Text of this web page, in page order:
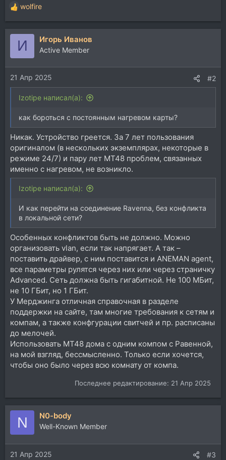
Р
е
а
и
и
:
wolfire
И Игорь Иванов
Active Member
21 Апр 2025 #2
Izotipe написал(а):
как бороться с постоянным нагревом карты?
Никак. Устройство греется. За 7 лет пользования
оригиналом (в нескольких экземплярах, некоторые в
режиме 24/7) и пару лет МТ48 проблем, связанных
именно с нагревом, не возникло.
Izotipe написал(а):
И как перейти на соединение Ravenna, без конфликта
в локальной сети?
Особенных конфликтов быть не должно. Можно
организовать vlan, если так напрягает. А так –
поставить драйвер, с ним поставится и ANEMAN agent,
все параметры рулятся через них или через страничку
Advanced. Сеть должна быть гигабитной. Не 100 МБит,
не 10 ГБит, но 1 ГБит.
У Мерджинга отличная справочная в разделе
поддержки на сайте, там многие требования к сетям и
компам, а также конфгурации свитчей и пр. расписаны
до мелочей.
Использовать МТ48 дома с одним компом с Равенной,
на мой взгляд, бессмысленно. Только если хочется,
чтобы оно было через всю комнату от компа.
Последнее редактирование: 21 Апр 2025
N N0-body
Well-Known Member
21 Апр 2025 #3